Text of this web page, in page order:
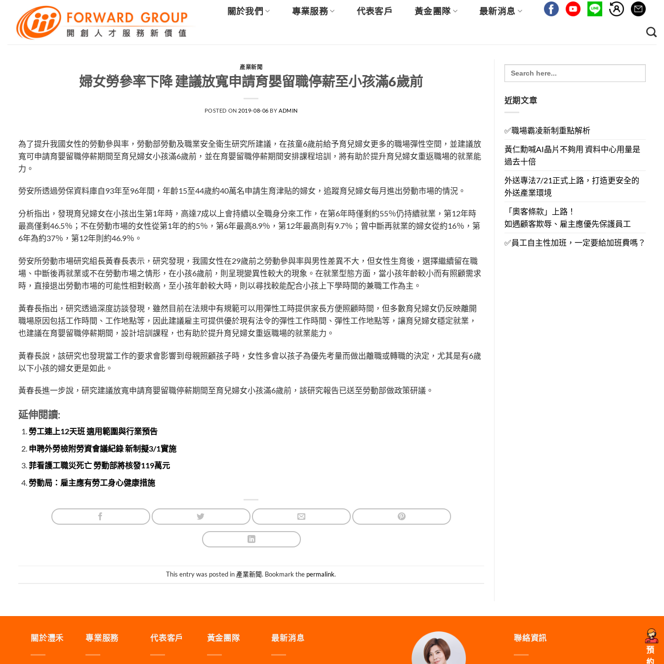
content
關於我們 專業服務 代表客戶 黃金團隊 最新消息
產業新聞
婦女勞參率下降 建議放寬申請育嬰留職停薪至小孩滿6歲前
POSTED ON 2019-08-06 BY ADMIN
為了提升我國女性的勞動參與率，勞動部勞動及職業安全衛生研究所建議，在孩童6歲前給予育兒婦女更多的職場彈性空間，並建議放
寬可申請育嬰留職停薪期間至育兒婦女小孩滿6歲前，並在育嬰留職停薪期間安排課程培訓，將有助於提升育兒婦女重返職場的就業能
力。
勞安所透過勞保資料庫自93年至96年間，年齡15至44歲約40萬名申請生育津貼的婦女，追蹤育兒婦女每月進出勞動市場的情況。
分析指出，發現育兒婦女在小孩出生第1年時，高達7成以上會持續以全職身分來工作，在第6年時僅剩約55％仍持續就業，第12年時
最高僅剩46.5％；不在勞動市場的女性從第1年的約5％，第6年最高8.9％，第12年最高則有9.7％；曾中斷再就業的婦女從約16％，第
6年為約37％，第12年則約46.9％。
勞安所勞動市場研究組長黃春長表示，研究發現，我國女性在29歲前之勞動參與率與男性差異不大，但女性生育後，選擇繼續留在職
場、中斷後再就業或不在勞動市場之情形，在小孩6歲前，則呈現變異性較大的現象。在就業型態方面，當小孩年齡較小而有照顧需求
時，直接退出勞動市場的可能性相對較高，至小孩年齡較大時，則以尋找較能配合小孩上下學時間的兼職工作為主。
黃春長指出，研究透過深度訪談發現，雖然目前在法規中有規範可以用彈性工時提供家長方便照顧時間，但多數育兒婦女仍反映離開
職場原因包括工作時間、工作地點等，因此建議雇主可提供優於現有法令的彈性工作時間、彈性工作地點等，讓育兒婦女穩定就業，
也建議在育嬰留職停薪期間，設計培訓課程，也有助於提升育兒婦女重返職場的就業能力。
黃春長說，該研究也發現當工作的要求會影響到母親照顧孩子時，女性多會以孩子為優先考量而做出離職或轉職的決定，尤其是有6歲
以下小孩的婦女更是如此。
黃春長進一步說，研究建議放寬申請育嬰留職停薪期間至育兒婦女小孩滿6歲前，該研究報告已送至勞動部做政策研議。
延伸閱讀:
勞工連上12天班 適用範圍與行業預告
申聘外勞檢附勞資會議紀錄 新制擬3/1實施
菲看護工職災死亡 勞動部將核發119萬元
勞動局：雇主應有勞工身心健康措施
This entry was posted in 產業新聞. Bookmark the permalink.
Search
for:
近期文章
✅職場霸凌新制重點解析
黃仁勳喊AI晶片不夠用 資料中心用量是
過去十倍
外送專法7/21正式上路，打造更安全的
外送產業環境
「奧客條款」上路！
如遇顧客欺辱、雇主應優先保護員工
✅員工自主性加班，一定要給加班費嗎？
關於灃禾 專業服務 代表客戶 黃金團隊 最新消息
聯絡資訊
預
約